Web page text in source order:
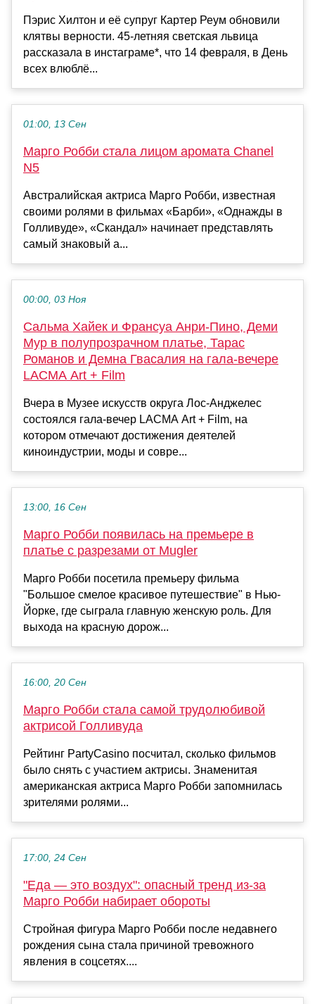
Пэрис Хилтон и её супруг Картер Реум обновили
клятвы верности. 45-летняя светская львица
рассказала в инстаграме*, что 14 февраля, в День
всех влюблё...
01:00, 13 Сен
Марго Робби стала лицом аромата Chanel
N5
Австралийская актриса Марго Робби, известная
своими ролями в фильмах «Барби», «Однажды в
Голливуде», «Скандал» начинает представлять
самый знаковый а...
00:00, 03 Ноя
Сальма Хайек и Франсуа Анри-Пино, Деми
Мур в полупрозрачном платье, Тарас
Романов и Демна Гвасалия на гала-вечере
LACMA Art + Film
Вчера в Музее искусств округа Лос-Анджелес
состоялся гала-вечер LACMA Art + Film, на
котором отмечают достижения деятелей
киноиндустрии, моды и совре...
13:00, 16 Сен
Марго Робби появилась на премьере в
платье с разрезами от Mugler
Марго Робби посетила премьеру фильма
"Большое смелое красивое путешествие" в Нью-
Йорке, где сыграла главную женскую роль. Для
выхода на красную дорож...
16:00, 20 Сен
Марго Робби стала самой трудолюбивой
актрисой Голливуда
Рейтинг PartyCasino посчитал, сколько фильмов
было снять с участием актрисы. Знаменитая
американская актриса Марго Робби запомнилась
зрителями ролями...
17:00, 24 Сен
"Еда — это воздух": опасный тренд из-за
Марго Робби набирает обороты
Стройная фигура Марго Робби после недавнего
рождения сына стала причиной тревожного
явления в соцсетях....